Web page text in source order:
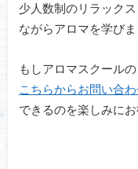
少人数制のリラック
ながらアロマを学びま
もしアロマスクール
こちらからお問い合
できるのを楽しみにお